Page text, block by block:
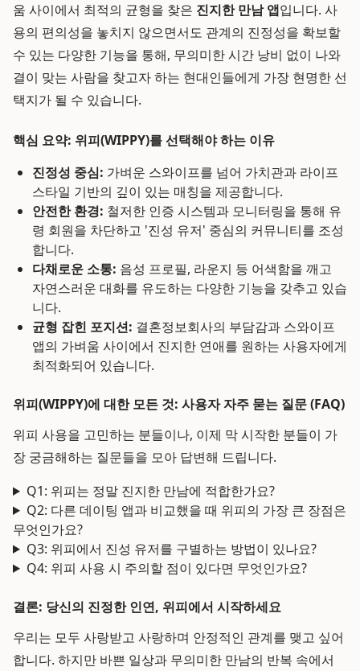
움 사이에서 최적의 균형을 찾은 진지한 만남 앱입니다. 사
용의 편의성을 놓치지 않으면서도 관계의 진정성을 확보할
수 있는 다양한 기능을 통해, 무의미한 시간 낭비 없이 나와
결이 맞는 사람을 찾고자 하는 현대인들에게 가장 현명한 선
택지가 될 수 있습니다.
핵심 요약: 위피(WIPPY)를 선택해야 하는 이유
진정성 중심: 가벼운 스와이프를 넘어 가치관과 라이프
스타일 기반의 깊이 있는 매칭을 제공합니다.
안전한 환경: 철저한 인증 시스템과 모니터링을 통해 유
령 회원을 차단하고 '진성 유저' 중심의 커뮤니티를 조성
합니다.
다채로운 소통: 음성 프로필, 라운지 등 어색함을 깨고
자연스러운 대화를 유도하는 다양한 기능을 갖추고 있습
니다.
균형 잡힌 포지션: 결혼정보회사의 부담감과 스와이프
앱의 가벼움 사이에서 진지한 연애를 원하는 사용자에게
최적화되어 있습니다.
위피(WIPPY)에 대한 모든 것: 사용자 자주 묻는 질문 (FAQ)
위피 사용을 고민하는 분들이나, 이제 막 시작한 분들이 가
장 궁금해하는 질문들을 모아 답변해 드립니다.
Q1: 위피는 정말 진지한 만남에 적합한가요?
Q2: 다른 데이팅 앱과 비교했을 때 위피의 가장 큰 장점은
무엇인가요?
Q3: 위피에서 진성 유저를 구별하는 방법이 있나요?
Q4: 위피 사용 시 주의할 점이 있다면 무엇인가요?
결론: 당신의 진정한 인연, 위피에서 시작하세요
우리는 모두 사랑받고 사랑하며 안정적인 관계를 맺고 싶어
합니다. 하지만 바쁜 일상과 무의미한 만남의 반복 속에서